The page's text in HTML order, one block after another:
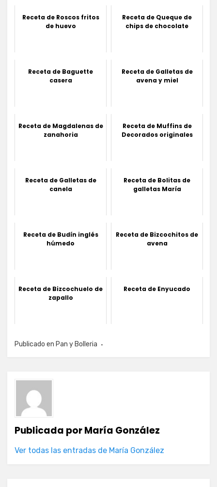
Receta de Roscos fritos
de huevo
Receta de Queque de
chips de chocolate
Receta de Baguette
casera
Receta de Galletas de
avena y miel
Receta de Magdalenas de
zanahoria
Receta de Muffins de
Decorados originales
Receta de Galletas de
canela
Receta de Bolitas de
galletas María
Receta de Budín inglés
húmedo
Receta de Bizcochitos de
avena
Receta de Bizcochuelo de
zapallo
Receta de Enyucado
Publicado en Pan y Bolleria
Publicada porMaría González
Ver todas las entradas de María González